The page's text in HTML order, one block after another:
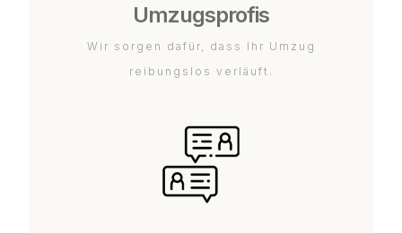
Umzugsprofis
Wir sorgen dafür, dass Ihr Umzug
reibungslos verläuft.